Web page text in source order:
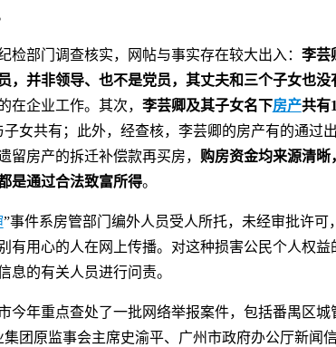
部门调查核实，网帖与事实存在较大出入： 李芸
，并非领导、也不是党员，其丈夫和三个子女也没
在企业工作。其次， 李芸卿及其子女名下房产共有
子女共有；此外，经查核，李芸卿的房产有的通过
留房产的拆迁补偿款再买房， 购房资金均来源清晰
是通过合法致富所得。
”事件系房管部门编外人员受人所托，未经审批许可
有用心的人在网上传播。对这种损害公民个人权益
息的有关人员进行问责。
年重点查处了一批网络举报案件，包括番禺区城
集团原监事会主席史渝平、广州市政府办公厅新闻